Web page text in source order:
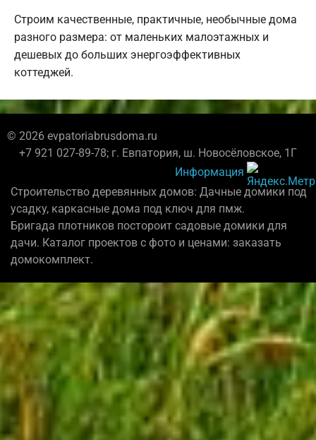
Строим качественные, практичные, необычные дома
разного размера: от маленьких малоэтажных и
дешевых до больших энергоэффективных
коттеджей.
© 2026 evpatoriabrusdoma.ru
+7 921 027-89-78; г. Евпатория, ш. Новосёловское, 1Г
Информация
Строительство деревянных домов: Дачные домики под
усадку, каркасные дома под ключ для пмж.
Бригада плотников постороит садовые домики для
дачи. Каталог проектов с фото и ценами: заказать
домокомплект.